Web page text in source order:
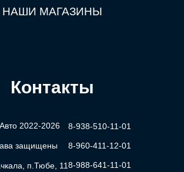
НАШИ МАГАЗИНЫ
Контакты
2022-2026
защищены
п.Тюбе, 11
8-938-510-11-01
8-960-411-12-01
8-988-641-11-01